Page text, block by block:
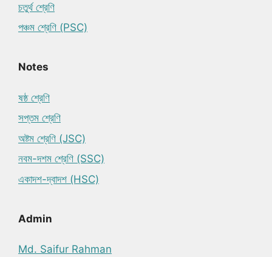
চতুর্থ শ্রেণি
পঞ্চম শ্রেণি (PSC)
Notes
ষষ্ঠ শ্রেণি
সপ্তম শ্রেণি
অষ্টম শ্রেণি (JSC)
নবম-দশম শ্রেণি (SSC)
একাদশ-দ্বাদশ (HSC)
Admin
Md. Saifur Rahman